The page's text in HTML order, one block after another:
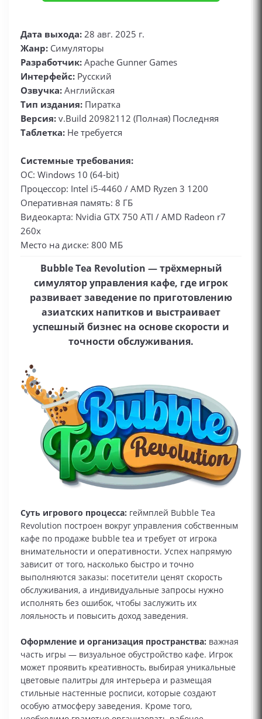
Дата выхода: 28 авг. 2025 г.
Жанр: Симуляторы
Разработчик: Apache Gunner Games
Интерфейс: Русский
Озвучка: Английская
Тип издания: Пиратка
Версия: v.Build 20982112 (Полная) Последняя
Таблетка: Не требуется
Системные требования:
ОС: Windows 10 (64-bit)
Процессор: Intel i5-4460 / AMD Ryzen 3 1200
Оперативная память: 8 ГБ
Видеокарта: Nvidia GTX 750 ATI / AMD Radeon r7
260x
Место на диске: 800 МБ
Bubble Tea Revolution — трёхмерный
симулятор управления кафе, где игрок
развивает заведение по приготовлению
азиатских напитков и выстраивает
успешный бизнес на основе скорости и
точности обслуживания.
Суть игрового процесса: геймплей Bubble Tea
Revolution построен вокруг управления собственным
кафе по продаже bubble tea и требует от игрока
внимательности и оперативности. Успех напрямую
зависит от того, насколько быстро и точно
выполняются заказы: посетители ценят скорость
обслуживания, а индивидуальные запросы нужно
исполнять без ошибок, чтобы заслужить их
лояльность и повысить доход заведения.
Оформление и организация пространства: важная
часть игры — визуальное обустройство кафе. Игрок
может проявить креативность, выбирая уникальные
цветовые палитры для интерьера и размещая
стильные настенные росписи, которые создают
особую атмосферу заведения. Кроме того,